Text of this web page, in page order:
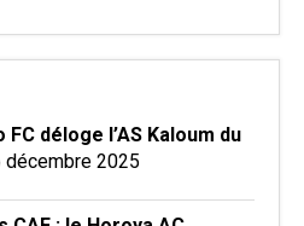
déloge l’AS Kaloum du
décembre 2025